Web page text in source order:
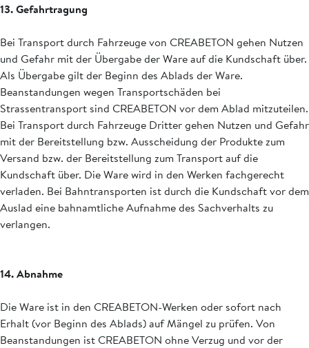
13. Gefahrtragung
Bei Transport durch Fahrzeuge von CREABETON gehen Nutzen
und Gefahr mit der Übergabe der Ware auf die Kundschaft über.
Als Übergabe gilt der Beginn des Ablads der Ware.
Beanstandungen wegen Transportschäden bei
Strassentransport sind CREABETON vor dem Ablad mitzuteilen.
Bei Transport durch Fahrzeuge Dritter gehen Nutzen und Gefahr
mit der Bereitstellung bzw. Ausscheidung der Produkte zum
Versand bzw. der Bereitstellung zum Transport auf die
Kundschaft über. Die Ware wird in den Werken fachgerecht
verladen. Bei Bahntransporten ist durch die Kundschaft vor dem
Auslad eine bahnamtliche Aufnahme des Sachverhalts zu
verlangen.
14. Abnahme
Die Ware ist in den CREABETON-Werken oder sofort nach
Erhalt (vor Beginn des Ablads) auf Mängel zu prüfen. Von
Beanstandungen ist CREABETON ohne Verzug und vor der